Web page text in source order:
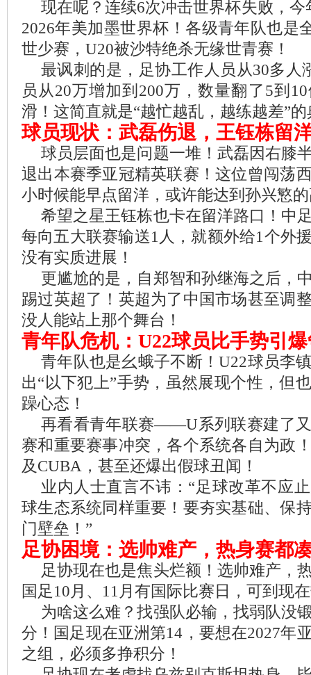
现在呢？连续6次冲击世界杯失败，
2026年美加墨世界杯！各级青年队也
世少赛，U20被沙特绝杀无缘世青赛！
最讽刺的是，足协工作人员从30多人
员从20万增加到200万，数量翻了5到
滑！这简直就是“越忙越乱，越练越差”
球员现状：武磊伤退，王钰栋留
球员层面也是问题一堆！武磊因右膝
退出本赛季亚冠精英联赛！这位曾闯荡
小时候能早点留洋，或许能达到孙兴慜
希望之星王钰栋也卡在留洋路口！中
每向五大联赛输送1人，就额外给1个外
没有实质进展！
更尴尬的是，自郑智和孙继海之后，
踢过英超了！英超为了中国市场甚至调
没人能站上那个舞台！
青年队危机：U22球员比手势引
青年队也是幺蛾子不断！U22球员李
出“以下犯上”手势，虽然展现个性，但
躁心态！
再看看青年联赛——U系列联赛建了
赛和重要赛事冲突，各个系统各自为政
及CUBA，甚至还爆出假球丑闻！
业内人士直言不讳：“足球改革不应
球生态系统同样重要！要夯实基础、保
门壁垒！”
足协困境：选帅难产，热身赛都
足协现在也是焦头烂额！选帅难产，
国足10月、11月有国际比赛日，可到现
为啥这么难？找强队必输，找弱队没
分！国足现在亚洲第14，要想在2027年
之组，必须多挣积分！